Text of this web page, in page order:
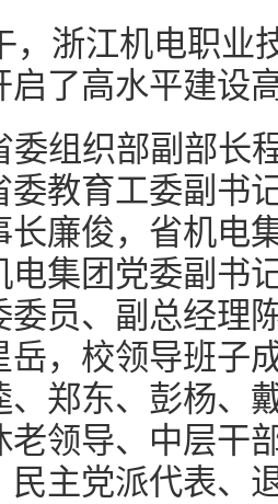
，浙江机电职业
启了高水平建设
织部副部长
委教育工委副书
长廉俊，省机电
电集团党委副书
委员、副总经理
岳，校领导班子
、郑东、彭杨、
老领导、中层干
民主党派代表、